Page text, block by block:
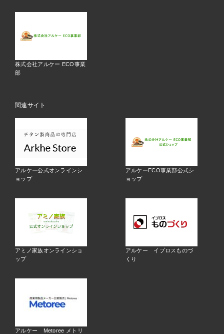
株式会社アルケー ECO事業
部
関連サイト
アルケー公式オンラインシ
ョップ
アルケーECO事業部公式シ
ョップ
アミノ家族オンラインショ
ップ
アルケー イプロスものづ
くり
アルケー Metoree メトリ